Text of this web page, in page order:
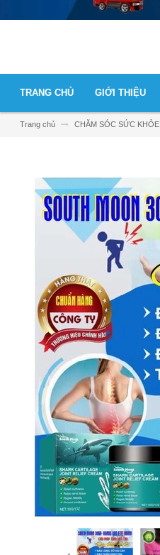
TRANG CHỦ GIỚI THIỆU
Trang chủ CHĂM SÓC SỨC KHỎE